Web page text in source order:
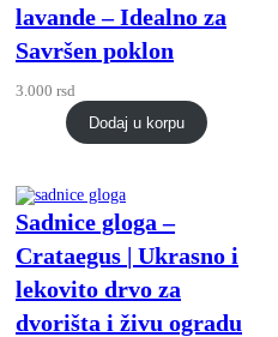
lavande – Idealno za
Savršen poklon
3.000 rsd
Dodaj u korpu
Sadnice gloga –
Crataegus | Ukrasno i
lekovito drvo za
dvorišta i živu ogradu